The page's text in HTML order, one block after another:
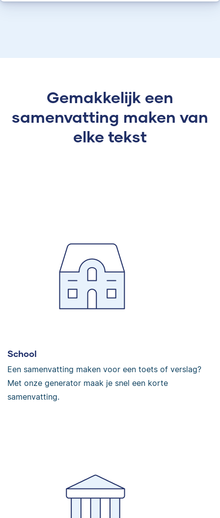
Gemakkelijk een
samenvatting maken van
elke tekst
School
Een samenvatting maken voor een toets of verslag?
Met onze generator maak je snel een korte
samenvatting.